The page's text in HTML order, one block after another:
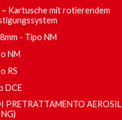
Kartusche mit rotierendem
- Tipo NM
NM
RS
DCE
PRETRATTAMENTO AEROSIL